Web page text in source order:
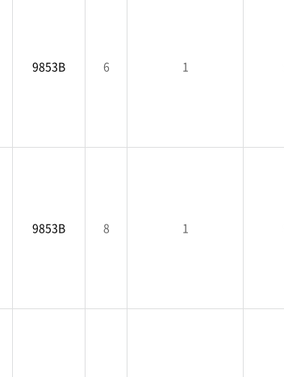
9853B 6 1
9853B 8 1